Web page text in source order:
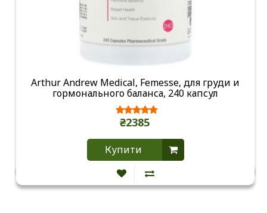
Arthur Andrew Medical, Femesse, для груди и
гормонального баланса, 240 капсул
₴2385
Купити